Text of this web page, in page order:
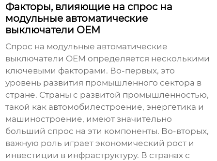
Факторы, влияющие на спрос на
модульные автоматические
выключатели OEM
Спрос на модульные автоматические
выключатели OEM определяется несколькими
ключевыми факторами. Во-первых, это
уровень развития промышленного сектора в
стране. Страны с развитой промышленностью,
такой как автомобилестроение, энергетика и
машиностроение, имеют значительно
больший спрос на эти компоненты. Во-вторых,
важную роль играет экономический рост и
инвестиции в инфраструктуру. В странах с